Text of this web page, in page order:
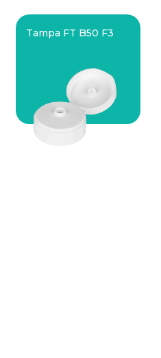
Tampa FT B50 F3